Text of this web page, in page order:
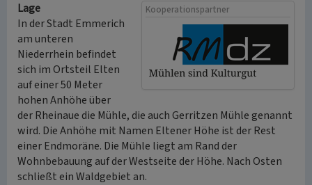
Kooperationspartner
Lage
In der Stadt Emmerich
am unteren
Niederrhein befindet
sich im Ortsteil Elten
auf einer 50 Meter
hohen Anhöhe über
der Rheinaue die Mühle, die auch Gerritzen Mühle genannt
wird. Die Anhöhe mit Namen Eltener Höhe ist der Rest
einer Endmoräne. Die Mühle liegt am Rand der
Wohnbebauung auf der Westseite der Höhe. Nach Osten
schließt ein Waldgebiet an.